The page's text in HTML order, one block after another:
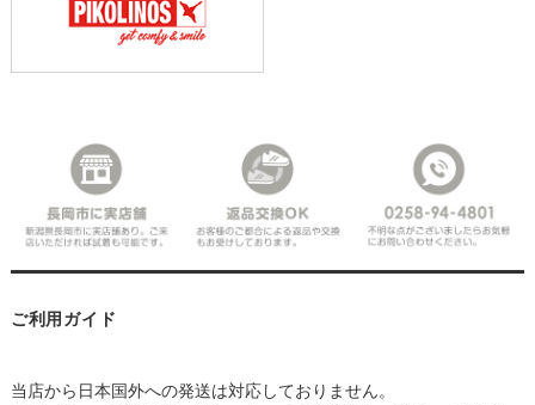
ご利用ガイド
当店から日本国外への発送は対応しておりません。